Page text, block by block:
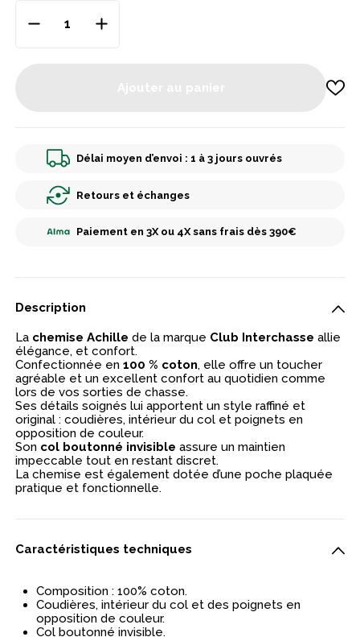
Délai moyen d’envoi : 1 à 3 jours ouvrés
Retours et échanges
Paiement en 3X ou 4X sans frais dès 390€
Description
La chemise Achille de la marque Club Interchasse allie
élégance, et confort.
Confectionnée en100 % coton, elle offre un toucher
agréable et un excellent confort au quotidien comme
lors de vos sorties de chasse.
Ses détails soignés lui apportent un style raffiné et
original : coudières, intérieur du col et poignets en
opposition de couleur.
Son col boutonné invisible assure un maintien
impeccable tout en restant discret.
La chemise est également dotée d’une poche plaquée
pratique et fonctionnelle.
Caractéristiques techniques
Composition : 100% coton.
Coudières, intérieur du col et des poignets en
opposition de couleur.
Col boutonné invisible.